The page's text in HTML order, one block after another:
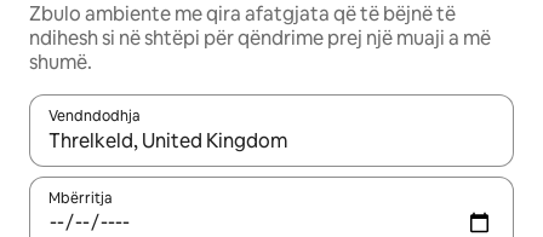
Zbulo ambiente me qira afatgjata që të bëjnë të
ndihesh si në shtëpi për qëndrime prej një muaji a më
shumë.
Vendndodhja
Kur rezultatet të jenë të disponueshme, lëviz me butonat e
Mbërritja